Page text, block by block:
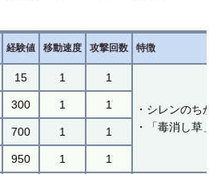
経験値 移動速度 攻撃回数 特徴
15 1 1
・シレンの
・「毒消し
300 1 1
700 1 1
950 1 1